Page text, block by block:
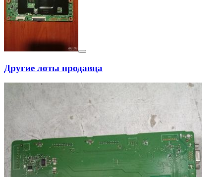
Другие лоты продавца